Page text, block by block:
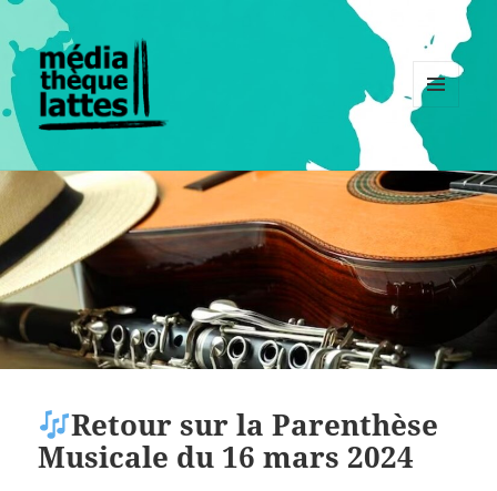
MENU
WIDGETS
Retour sur la Parenthèse
Musicale du 16 mars 2024